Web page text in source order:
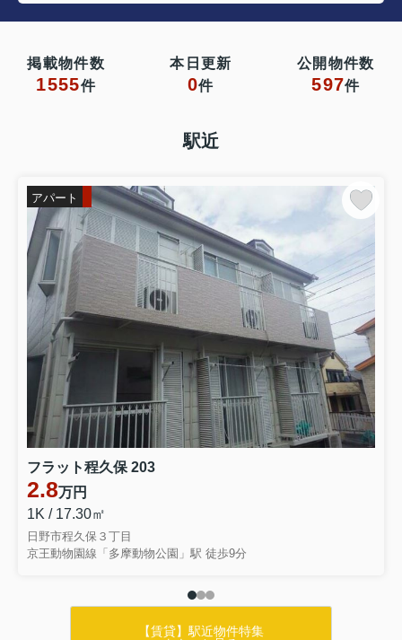
掲載物件数
1555件
本日更新
0件
公開物件数
597件
駅近
アパート
フラット程久保 203
2.8万円
1K / 17.30㎡
日野市程久保３丁目
京王動物園線「多摩動物公園」駅 徒歩9分
【賃貸】駅近物件特集